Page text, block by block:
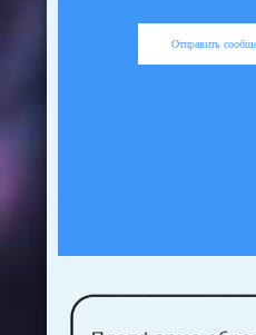
Отправить